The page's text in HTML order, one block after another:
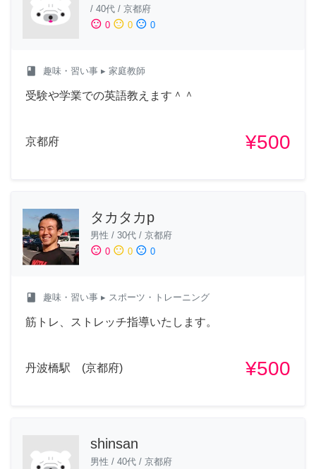
/ 40代 / 京都府
sentiment_satisfied 0 sentiment_neutral 0 sentiment_dissatisfied 0
class 趣味・習い事 ▸ 家庭教師
受験や学業での英語教えます＾＾
京都府 ¥500
タカタカp
男性 / 30代 / 京都府
sentiment_satisfied 0 sentiment_neutral 0 sentiment_dissatisfied 0
class 趣味・習い事 ▸ スポーツ・トレーニング
筋トレ、ストレッチ指導いたします。
丹波橋駅 (京都府) ¥500
shinsan
男性 / 40代 / 京都府